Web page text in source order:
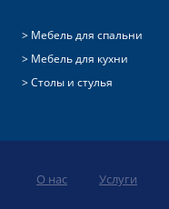
Мебель для спальни
Мебель для кухни
Столы и стулья
О нас Услуги